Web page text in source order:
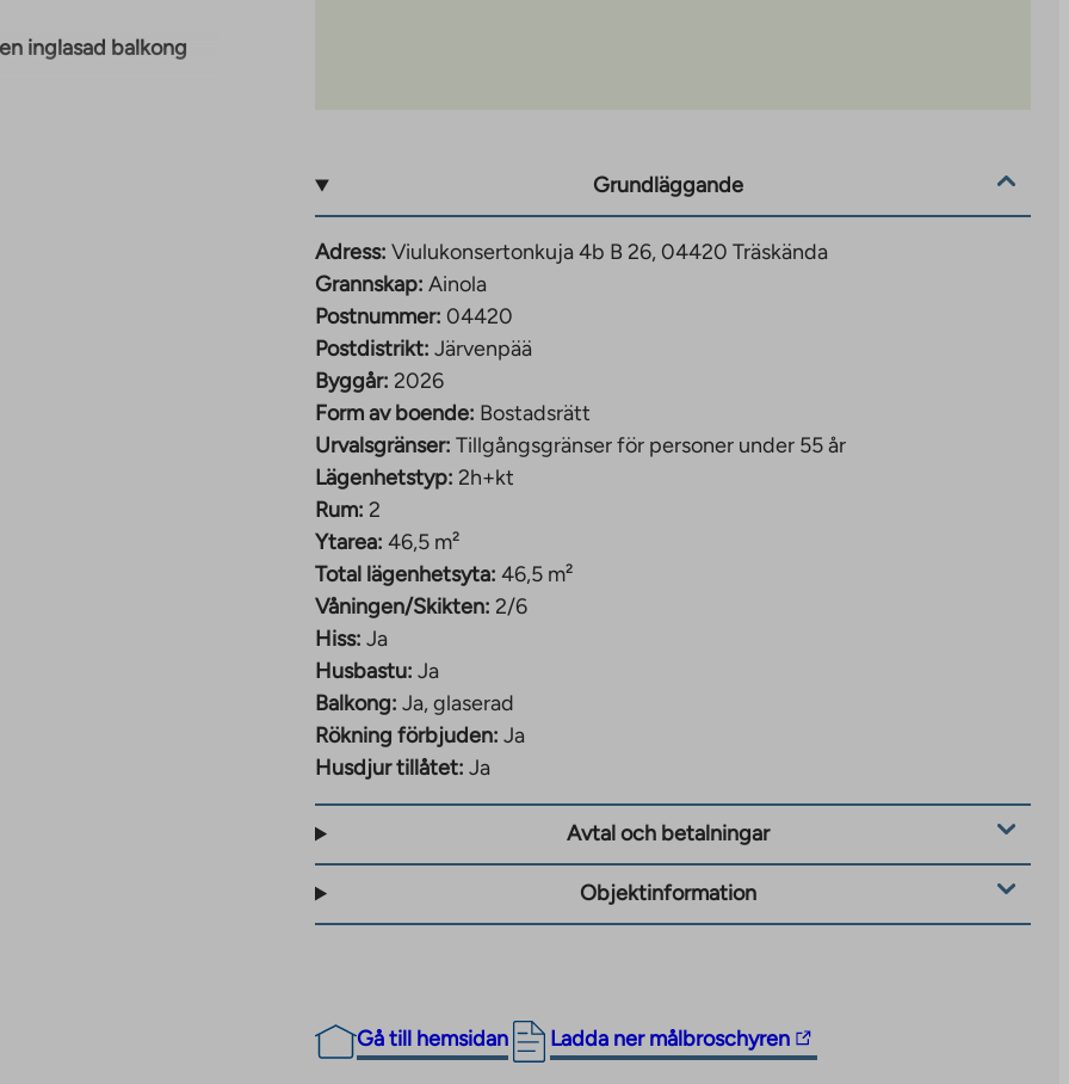
inglasad balkong
för både matplats
har totalt 45
lägenheter
och
m² stora.
Nästan alla
Grundläggande
Adress: Viulukonsertonkuja 4b B 26, 04420 Träskända
Grannskap: Ainola
Postnummer: 04420
Postdistrikt: Järvenpää
Byggår: 2026
Form av boende: Bostadsrätt
Urvalsgränser: Tillgångsgränser för personer under 55 år
Lägenhetstyp: 2h+kt
Rum: 2
Ytarea: 46,5 m²
Total lägenhetsyta: 46,5 m²
Våningen/Skikten: 2/6
Hiss: Ja
Husbastu: Ja
Balkong: Ja, glaserad
Rökning förbjuden: Ja
Husdjur tillåtet: Ja
Avtal och betalningar
Objektinformation
Gå till hemsidan Ladda ner målbroschyren
The
link